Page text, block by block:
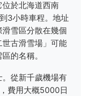
於北海道西南
3小時車程。地址
雪區分散在幾個
古滑雪場」可能
的名稱。
從新千歲機場有
費用大概5000日